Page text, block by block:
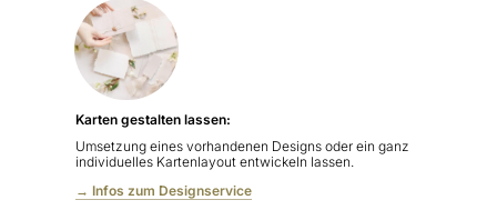
Karten gestalten lassen:
Umsetzung eines vorhandenen Designs oder ein ganz
individuelles Kartenlayout entwickeln lassen.
→ Infos zum Designservice